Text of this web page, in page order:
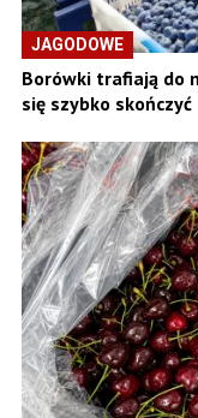
JAGODOWE
Borówki trafiają do
się szybko skończyć